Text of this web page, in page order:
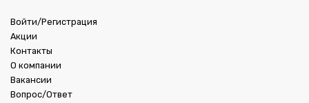
Войти/Регистрация
Акции
Контакты
О компании
Вакансии
Вопрос/Ответ